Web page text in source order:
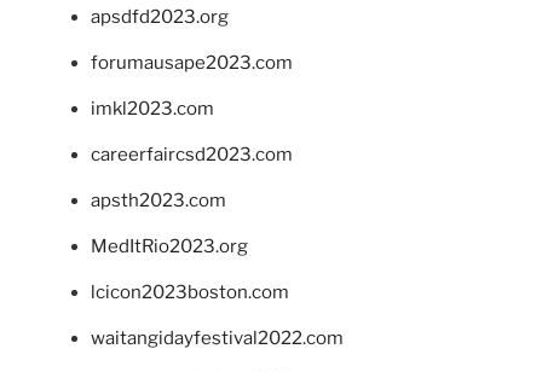
apsdfd2023.org
forumausape2023.com
imkl2023.com
careerfaircsd2023.com
apsth2023.com
MedItRio2023.org
lcicon2023boston.com
waitangidayfestival2022.com